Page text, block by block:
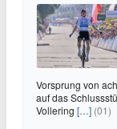
Vorsprung von
auf das
Vollering […] (01)